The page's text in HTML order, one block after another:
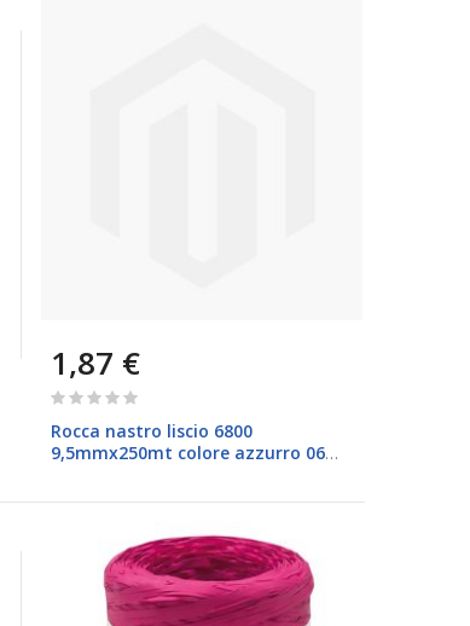
1,87 €
Rating:
Rocca nastro liscio 6800
9,5mmx250mt colore azzurro 06